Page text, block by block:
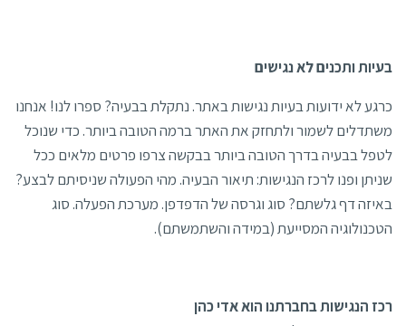
בעיות ותכנים לא נגישים
כרגע לא ידועות בעיות נגישות באתר. נתקלת בבעיה? ספרו לנו! אנחנו
משתדלים לשמור ולתחזק את האתר ברמה הטובה ביותר. כדי שנוכל
לטפל בבעיה בדרך הטובה ביותר בבקשה צרפו פרטים מלאים ככל
שניתן ופנו לרכז הנגישות: תיאור הבעיה. מהי הפעולה שניסיתם לבצע?
באיזה דף גלשתם? סוג וגרסה של הדפדפן. מערכת הפעלה. סוג
הטכנולוגיה המסייעת (במידה והשתמשתם).
רכז הנגישות בחברתנו הוא אדי כהן